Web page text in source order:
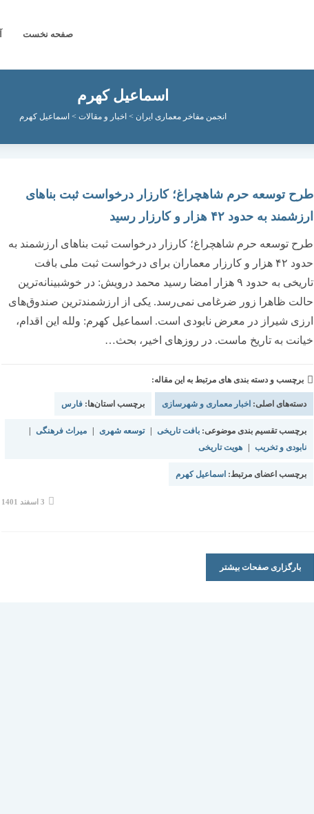
صفحه نخست
اسماعیل کهرم
انجمن مفاخر معماری ایران > اخبار و مقالات > اسماعیل کهرم
طرح توسعه حرم شاهچراغ؛ کارزار درخواست ثبت بناهای
ارزشمند به حدود ۴۲ هزار و کارزار رسید
طرح توسعه حرم شاهچراغ؛ کارزار درخواست ثبت بناهای ارزشمند به
حدود ۴۲ هزار و کارزار معماران برای درخواست ثبت ملی بافت
تاریخی به حدود ۹ هزار امضا رسید محمد درویش: در خوشبینانه‌ترین
حالت ظاهرا زور ضرغامی نمی‌رسد. یکی از ارزشمندترین صندوق‌های
ارزی شیراز در معرض نابودی است. اسماعیل کهرم: ولله این اقدام،
خیانت به تاریخ ماست. در روزهای اخیر، بحث…
برچسب و دسته بندی های مرتبط به این مقاله:
دسته‌های اصلی: اخبار معماری و شهرسازی برچسب استان‌ها: فارس
برچسب تقسیم بندی موضوعی: بافت تاریخی توسعه شهری میراث فرهنگی
نابودی و تخریب
هویت تاریخی
برچسب اعضای مرتبط: اسماعیل کهرم
نوشته
3 اسفند 1401
بارگزاری صفحات بیشتر